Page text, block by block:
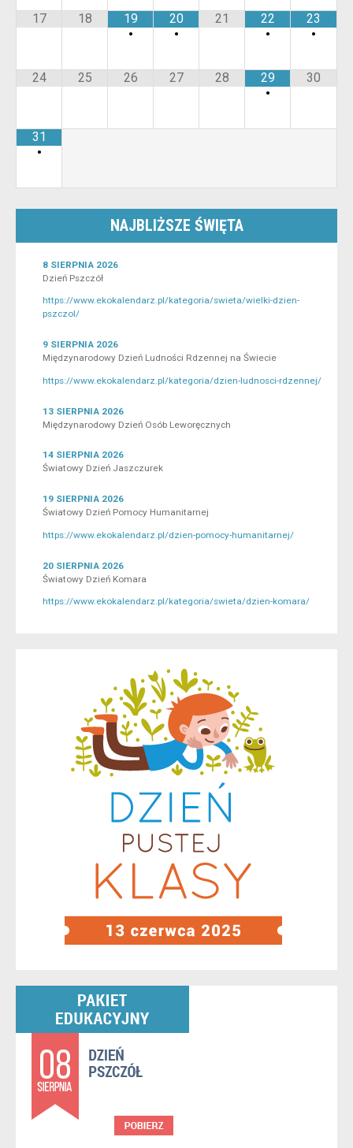
17 18
19
•
20
•
21
22
•
23
•
24 25 26 27 28
29
•
30
31
•
NAJBLIŻSZE ŚWIĘTA
8 SIERPNIA 2026
Dzień Pszczół
https://www.ekokalendarz.pl/kategoria/swieta/wielki-dzien-
pszczol/
9 SIERPNIA 2026
Międzynarodowy Dzień Ludności Rdzennej na Świecie
https://www.ekokalendarz.pl/kategoria/dzien-ludnosci-rdzennej/
13 SIERPNIA 2026
Międzynarodowy Dzień Osób Leworęcznych
14 SIERPNIA 2026
Światowy Dzień Jaszczurek
19 SIERPNIA 2026
Światowy Dzień Pomocy Humanitarnej
https://www.ekokalendarz.pl/dzien-pomocy-humanitarnej/
20 SIERPNIA 2026
Światowy Dzień Komara
https://www.ekokalendarz.pl/kategoria/swieta/dzien-komara/